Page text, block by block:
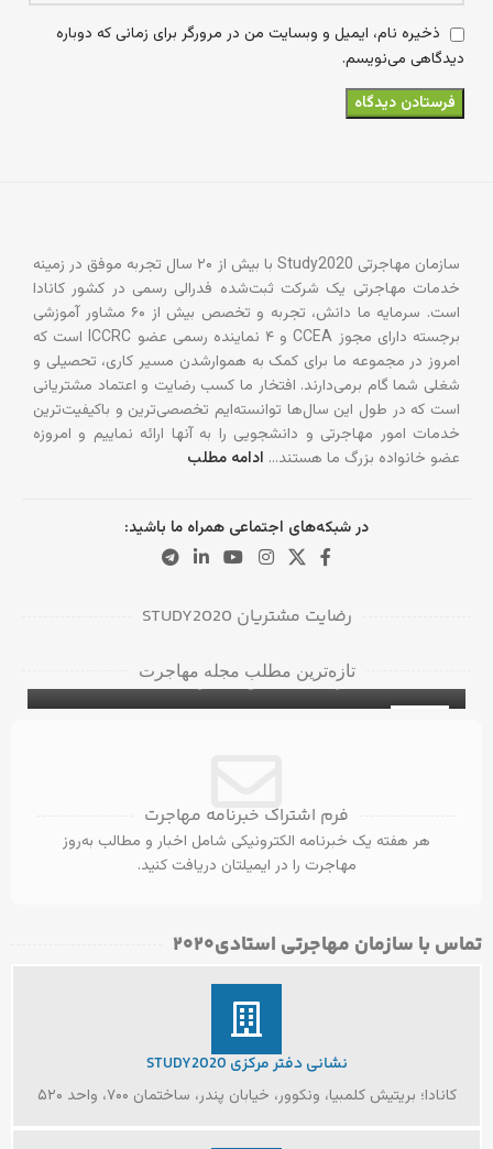
ذخیره نام، ایمیل و وبسایت من در مرورگر برای زمانی که دوباره
دیدگاهی می‌نویسم.
سازمان مهاجرتی Study2020 با بیش از ۲۰ سال تجربه موفق در زمینه
خدمات مهاجرتی یک شرکت ثبت‌شده فدرالی رسمی در کشور کانادا
است. سرمایه ما دانش، تجربه و تخصص بیش از ۶۰ مشاور آموزشی
برجسته دارای مجوز CCEA و ۴ نماینده رسمی عضو ICCRC است که
امروز در مجموعه ما برای کمک به هموارشدن مسیر کاری، تحصیلی و
شغلی شما گام برمی‌دارند. افتخار ما کسب رضایت و اعتماد مشتریانی
است که در طول این سال‌ها توانسته‌ایم تخصصی‌ترین و باکیفیت‌ترین
خدمات امور مهاجرتی و دانشجویی را به آنها ارائه نماییم و امروزه
عضو خانواده بزرگ ما هستند… ادامه مطلب
در شبکه‌های اجتماعی همراه ما باشید:
رضایت مشتریان STUDY2020
تازه‌ترین مطلب مجله مهاجرت
برای دانشجویان بین‌المللی
فرم اشتراک خبرنامه مهاجرت
هر هفته یک خبرنامه الکترونیکی شامل اخبار و مطالب به‌روز
مهاجرت را در ایمیلتان دریافت کنید.
تماس با سازمان مهاجرتی استادی۲۰۲۰​
نشانی دفتر مرکزی STUDY2020
کانادا؛ بریتیش کلمبیا، ونکوور، خیابان پندر، ساختمان ۷۰۰، واحد ۵۲۰